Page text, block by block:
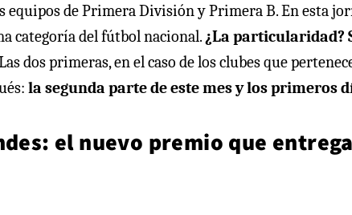
equipos de Primera División y Primera B. En esta
categoría del fútbol nacional. ¿La particularidad?
dos primeras, en el caso de los clubes que
la segunda parte de este mes y los primeros
el nuevo premio que